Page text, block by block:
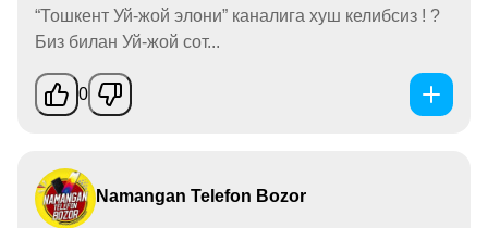
“Тошкент Уй-жой элони” каналига хуш келибсиз ! ?
Биз билан Уй-жой сот...
0
Namangan Telefon Bozor